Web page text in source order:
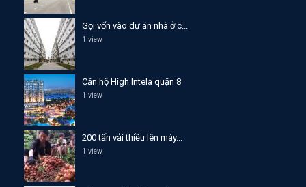
Gọi vốn vào dự án nhà ở c...
1 view
Căn hộ High Intela quận 8
1 view
200 tấn vải thiều lên máy...
1 view